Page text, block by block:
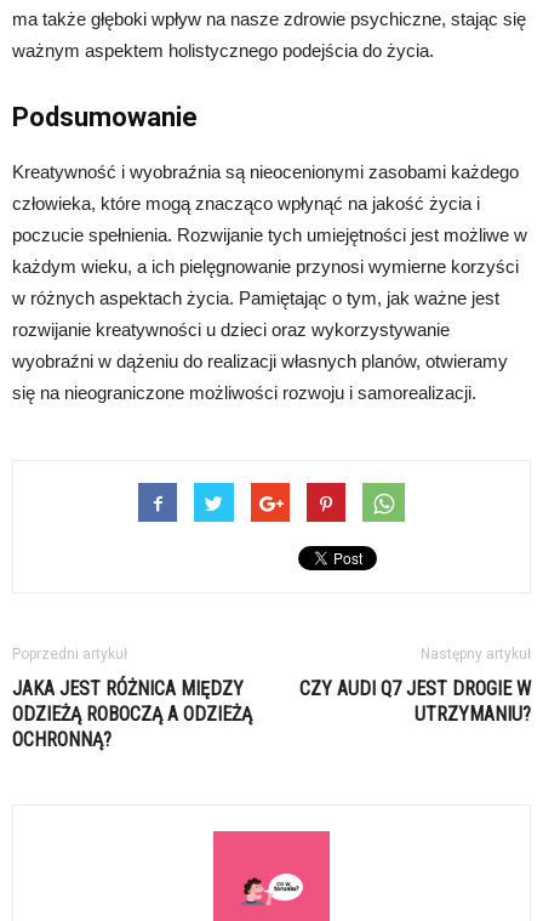
ma także głęboki wpływ na nasze zdrowie psychiczne, stając się
ważnym aspektem holistycznego podejścia do życia.
Podsumowanie
Kreatywność i wyobraźnia są nieocenionymi zasobami każdego
człowieka, które mogą znacząco wpłynąć na jakość życia i
poczucie spełnienia. Rozwijanie tych umiejętności jest możliwe w
każdym wieku, a ich pielęgnowanie przynosi wymierne korzyści
w różnych aspektach życia. Pamiętając o tym, jak ważne jest
rozwijanie kreatywności u dzieci oraz wykorzystywanie
wyobraźni w dążeniu do realizacji własnych planów, otwieramy
się na nieograniczone możliwości rozwoju i samorealizacji.
Poprzedni artykuł
JAKA JEST RÓŻNICA MIĘDZY
ODZIEŻĄ ROBOCZĄ A ODZIEŻĄ
OCHRONNĄ?
Następny artykuł
CZY AUDI Q7 JEST DROGIE W
UTRZYMANIU?